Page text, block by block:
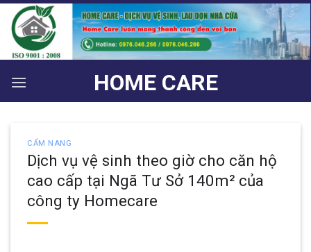
Bỏ
qua
nội
dung
HOME CARE
CẨM NANG
Dịch vụ vệ sinh theo giờ cho căn hộ
cao cấp tại Ngã Tư Sở 140m² của
công ty Homecare